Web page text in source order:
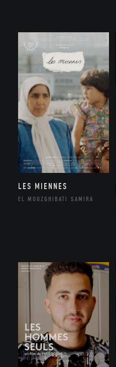
LES MIENNES
EL MOUZGHIBATI SAMIRA